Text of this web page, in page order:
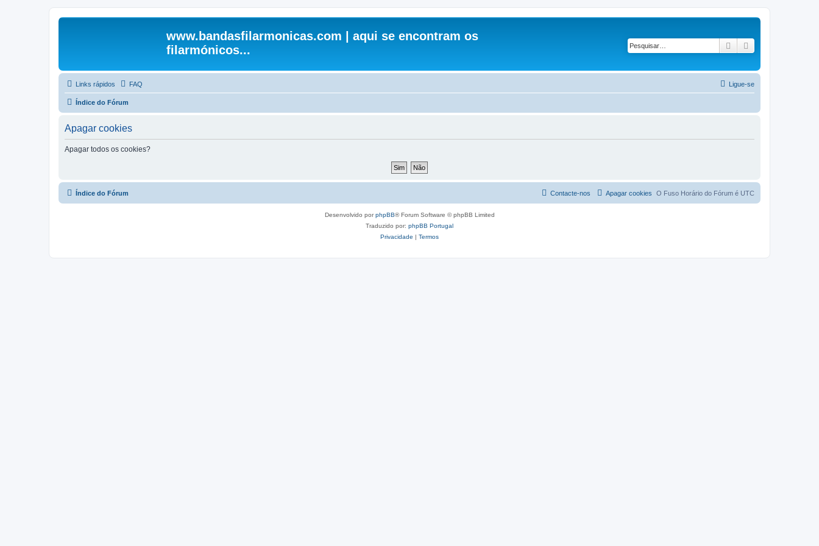
www.bandasfilarmonicas.com | aqui se encontram os
filarmónicos...
Pesquisar
Links rápidos FAQ Ligue-se
Índice do Fórum
Apagar cookies
Apagar todos os cookies?
Índice do Fórum O Fuso Horário do Fórum é UTC
Apagar cookies
Contacte-nos
Desenvolvido porphpBB® Forum Software © phpBB Limited
Traduzido por: phpBB Portugal
Privacidade | Termos